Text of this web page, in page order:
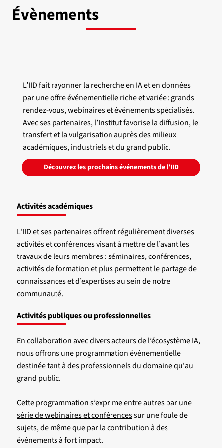
L’IID fait rayonner la recherche en IA et en données
par une offre événementielle riche et variée : grands
rendez-vous, webinaires et événements spécialisés.
Avec ses partenaires, l’Institut favorise la diffusion, le
transfert et la vulgarisation auprès des milieux
académiques, industriels et du grand public.
Découvrez les prochains événements de l’IID
Évènements
Activités académiques
L'IID et ses partenaires offrent régulièrement diverses
activités et conférences visant à mettre de l’avant les
travaux de leurs membres : séminaires, conférences,
activités de formation et plus permettent le partage de
connaissances et d’expertises au sein de notre
communauté.
Activités publiques ou professionnelles
En collaboration avec divers acteurs de l’écosystème IA,
nous offrons une programmation événementielle
destinée tant à des professionnels du domaine qu'au
grand public.
Cette programmation s’exprime entre autres par une
série de webinaires et conférencessur une foule de
sujets, de même que par la contribution à des
événements à fort impact.